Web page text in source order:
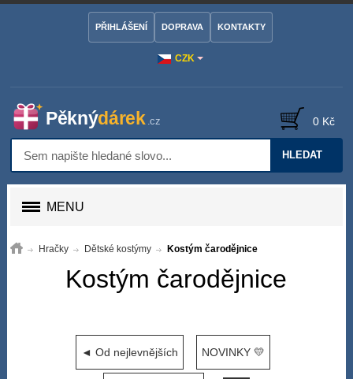
CZK
PŘIHLÁŠENÍ DOPRAVA KONTAKTY
HLEDAT
0 Kč
MENU
Hračky Dětské kostýmy Kostým čarodějnice
Kostým čarodějnice
◄ Od nejlevnějších NOVINKY 💛